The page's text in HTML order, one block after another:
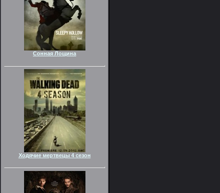
Сонная Лощина
Ходячие мертвецы 4 сезон